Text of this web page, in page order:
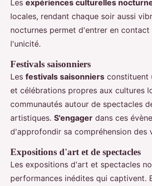
Les expériences culturelles
locales, rendant chaque soir aussi
nocturnes permet d'entrer en
l'unicité.
Festivals saisonniers
Les festivals saisonniers constituent
et célébrations propres aux cultures
communautés autour de spectacles
artistiques. S'engager dans ces
d'approfondir sa compréhension des
Expositions d'art et de spectacles
Les expositions d'art et spectacles
performances inédites qui captivent.